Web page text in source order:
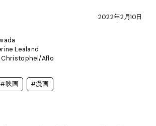
2022年2月10日
Lealand
Aflo
#映画 #漫画